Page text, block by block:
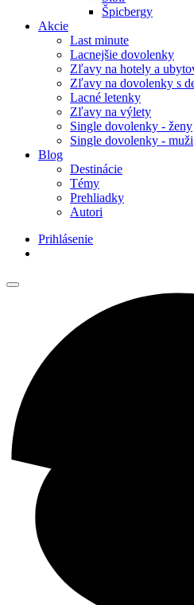
Špicbergy
Akcie
Last minute
Lacnejšie dovolenky
Zľavy na hotely a
Zľavy na dovolenky s
Lacné letenky
Zľavy na výlety
Single dovolenky - ženy
Single dovolenky - muži
Blog
Destinácie
Témy
Prehliadky
Autori
Prihlásenie